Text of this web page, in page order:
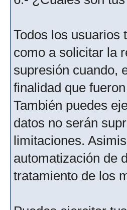
Todos los usuarios
como a solicitar la
supresión cuando,
finalidad que
También puedes
datos no serán
limitaciones.
automatización de
tratamiento de los